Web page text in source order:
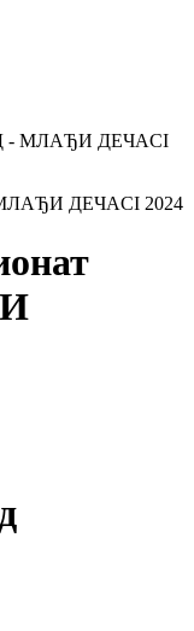
- МЛАЂИ ДЕЧАCI